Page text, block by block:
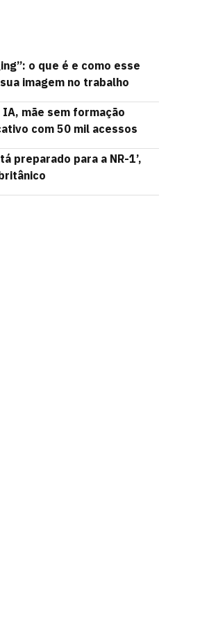
o que é e como esse
imagem no trabalho
IA, mãe sem formação
com 50 mil acessos
preparado para a NR-1’,